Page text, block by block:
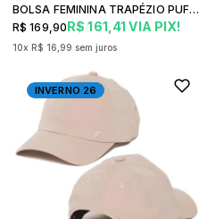
BOLSA FEMININA TRAPÉZIO PUFF FREESURF CASUAL
R$ 161,41 VIA PIX!
R$ 169,90
10x R$ 16,99 sem juros
INVERNO 26